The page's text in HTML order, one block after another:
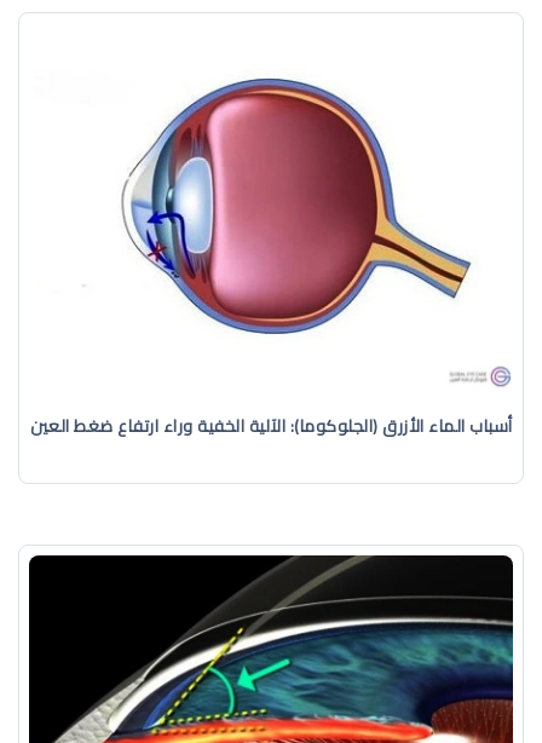
أسباب الماء الأزرق (الجلوكوما): الآلية الخفية وراء ارتفاع ضغط العين